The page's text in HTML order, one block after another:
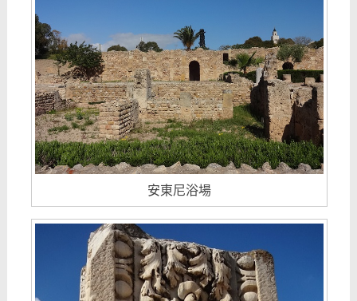
安東尼浴場